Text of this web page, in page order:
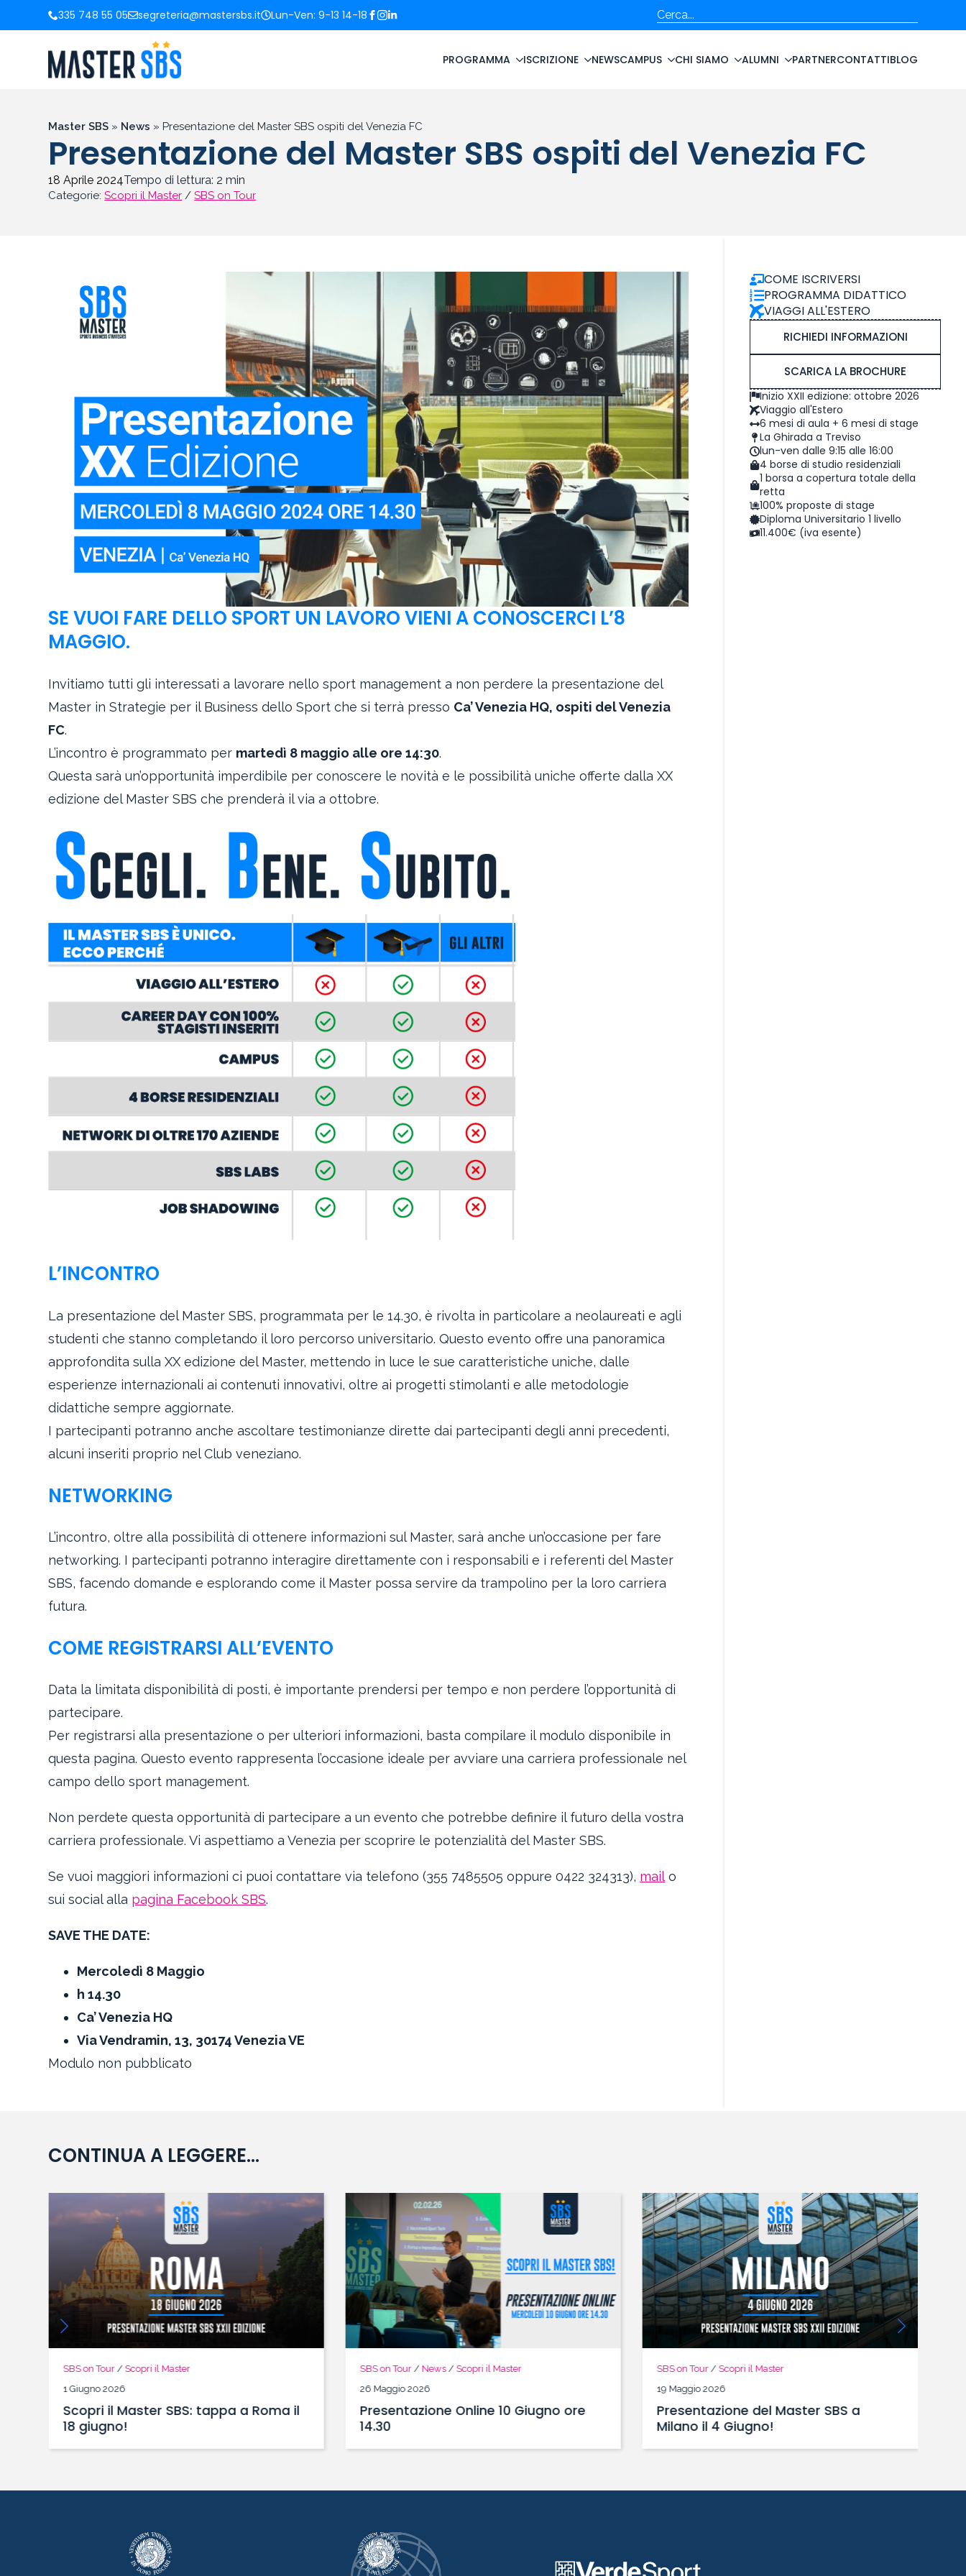
335 748 55 05 segreteria@mastersbs.it Lun-Ven: 9-13 14-18 Cerca
PROGRAMMA ISCRIZIONE NEWSCAMPUS CHI SIAMO ALUMNI PARTNERCONTATTIBLOG
Master SBS » News » Presentazione del Master SBS ospiti del Venezia FC
Presentazione del Master SBS ospiti del Venezia FC
18 Aprile 2024Tempo di lettura: 2 min
Categorie:Scopri il Master /SBS on Tour
SE VUOI FARE DELLO SPORT UN LAVORO VIENI A CONOSCERCI L’8
MAGGIO.
Invitiamo tutti gli interessati a lavorare nello sport management a non perdere la presentazione del
Master in Strategie per il Business dello Sport che si terrà presso Ca’ Venezia HQ, ospiti del Venezia
FC.
L’incontro è programmato per martedì 8 maggio alle ore 14:30.
Questa sarà un’opportunità imperdibile per conoscere le novità e le possibilità uniche offerte dalla XX
edizione del Master SBS che prenderà il via a ottobre.
L’INCONTRO
La presentazione del Master SBS, programmata per le 14.30, è rivolta in particolare a neolaureati e agli
studenti che stanno completando il loro percorso universitario. Questo evento offre una panoramica
approfondita sulla XX edizione del Master, mettendo in luce le sue caratteristiche uniche, dalle
esperienze internazionali ai contenuti innovativi, oltre ai progetti stimolanti e alle metodologie
didattiche sempre aggiornate.
I partecipanti potranno anche ascoltare testimonianze dirette dai partecipanti degli anni precedenti,
alcuni inseriti proprio nel Club veneziano.
NETWORKING
L’incontro, oltre alla possibilità di ottenere informazioni sul Master, sarà anche un’occasione per fare
networking. I partecipanti potranno interagire direttamente con i responsabili e i referenti del Master
SBS, facendo domande e esplorando come il Master possa servire da trampolino per la loro carriera
futura.
COME REGISTRARSI ALL’EVENTO
Data la limitata disponibilità di posti, è importante prendersi per tempo e non perdere l’opportunità di
partecipare.
Per registrarsi alla presentazione o per ulteriori informazioni, basta compilare il modulo disponibile in
questa pagina. Questo evento rappresenta l’occasione ideale per avviare una carriera professionale nel
campo dello sport management.
Non perdete questa opportunità di partecipare a un evento che potrebbe definire il futuro della vostra
carriera professionale. Vi aspettiamo a Venezia per scoprire le potenzialità del Master SBS.
Se vuoi maggiori informazioni ci puoi contattare via telefono (355 7485505 oppure 0422 324313), mailo
sui social alla pagina Facebook SBS.
SAVE THE DATE:
Mercoledì 8 Maggio
h 14.30
Ca’ Venezia HQ
Via Vendramin, 13, 30174 Venezia VE
Modulo non pubblicato
COME ISCRIVERSI
PROGRAMMA DIDATTICO
VIAGGI ALL'ESTERO
RICHIEDI INFORMAZIONI
SCARICA LA BROCHURE
Inizio XXII edizione: ottobre 2026
Viaggio all'Estero
6 mesi di aula + 6 mesi di stage
La Ghirada a Treviso
lun-ven dalle 9:15 alle 16:00
4 borse di studio residenziali
1 borsa a copertura totale della
retta
100% proposte di stage
Diploma Universitario 1 livello
11.400€ (iva esente)
CONTINUA A LEGGERE...
SBS on Tour/News/Scopri il Master
26 Maggio 2026
Presentazione Online 10 Giugno ore
14.30
SBS on Tour/Scopri il Master
19 Maggio 2026
Presentazione del Master SBS a
SBS on Tour/Scopri il Master
13 Maggio 2026
Sono Aperte le Iscrizioni alla XXII
edizione del Master SBS!